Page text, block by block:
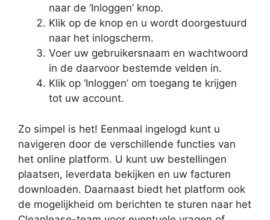
naar de ‘Inloggen’ knop.
Klik op de knop en u wordt doorgestuurd
naar het inlogscherm.
Voer uw gebruikersnaam en wachtwoord
in de daarvoor bestemde velden in.
Klik op ‘Inloggen’ om toegang te krijgen
tot uw account.
Zo simpel is het! Eenmaal ingelogd kunt u
navigeren door de verschillende functies van
het online platform. U kunt uw bestellingen
plaatsen, leverdata bekijken en uw facturen
downloaden. Daarnaast biedt het platform ook
de mogelijkheid om berichten te sturen naar het